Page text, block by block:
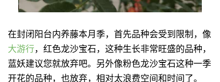
在封闭阳台内养藤本月季，首先品种会受到限制，像
大游行，红色龙沙宝石，这种生长非常旺盛的品种，
蓝妖建议您就放弃吧。另外像粉色龙沙宝石这种一季
开花的品种，也放弃，相对太浪费空间和时间了。